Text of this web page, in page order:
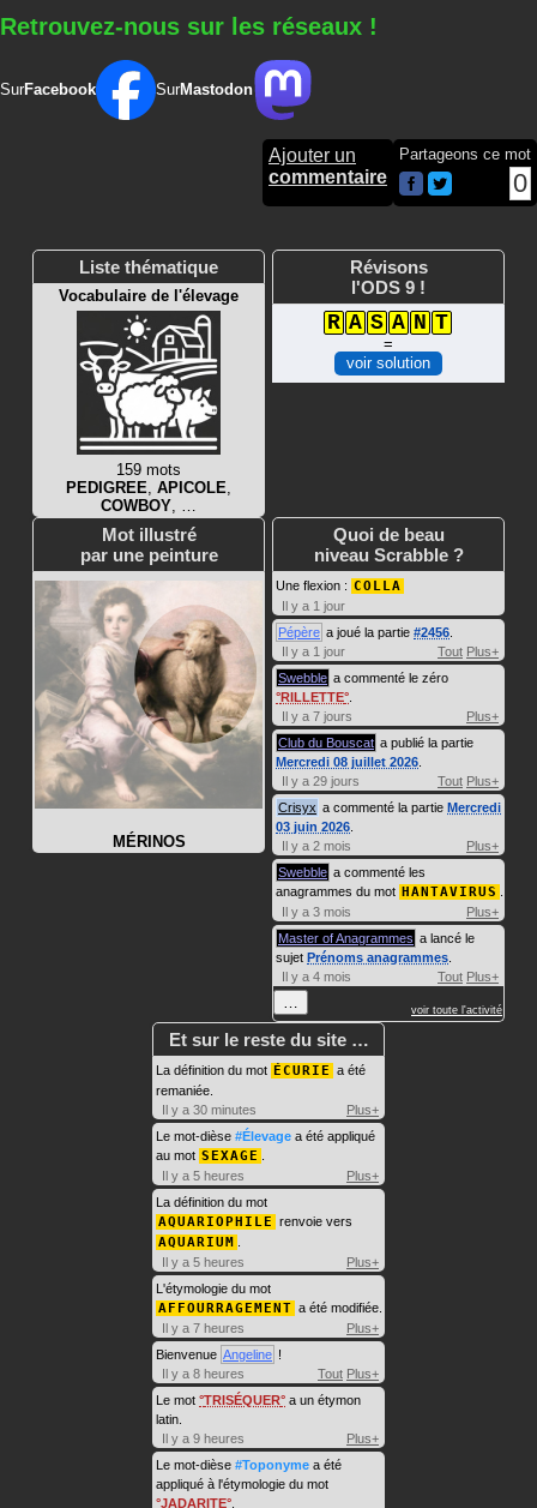
Retrouvez-nous sur les réseaux !
SurFacebook SurMastodon
Ajouter un
commentaire
Partageons ce mot
0
Liste thématique
Vocabulaire de l'élevage
159 mots
PEDIGREE APICOLE
COWBOY
Révisons
l'ODS 9 !
R A S A N T
=
voir solution
Mot illustré
par une peinture
MÉRINOS
Quoi de beau
niveau Scrabble ?
Une flexion : COLLA
Il y a 1 jour
Pépère a joué la partie #2456
Il y a 1 jour
Tout Plus+
Swebble a commenté le zéro
RILLETTE
Il y a 7 jours
Plus+
Club du Bouscat a publié la partie
Mercredi 08 juillet 2026
Il y a 29 jours
Tout Plus+
Crisyx a commenté la partie Mercredi
03 juin 2026
Il y a 2 mois
Plus+
Swebble a commenté les
anagrammes du mot HANTAVIRUS
Il y a 3 mois
Plus+
Master of Anagrammes a lancé le
sujet Prénoms anagrammes
Il y a 4 mois
Tout Plus+
voir toute l'activité
Et sur le reste du site …
La définition du mot ÉCURIE a été
remaniée.
Il y a 30 minutes
Plus+
Le mot-dièse #Élevage a été appliqué
au mot SEXAGE
Il y a 5 heures
Plus+
La définition du mot
AQUARIOPHILE renvoie vers
AQUARIUM
Il y a 5 heures
Plus+
L'étymologie du mot
AFFOURRAGEMENT a été modifiée.
Il y a 7 heures
Plus+
Bienvenue Angeline !
Il y a 8 heures
Tout Plus+
Le mot TRISÉQUER a un étymon
latin.
Il y a 9 heures
Plus+
Le mot-dièse #Toponyme a été
appliqué à l'étymologie du mot
JADARITE